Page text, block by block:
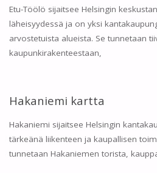
Etu-Töölö sijaitsee Helsingin
läheisyydessä ja on yksi
arvostetuista alueista. Se tunnetaan
kaupunkirakenteestaan,
Hakaniemi kartta
Hakaniemi sijaitsee Helsingin
tärkeänä liikenteen ja kaupallisen
tunnetaan Hakaniemen torista,